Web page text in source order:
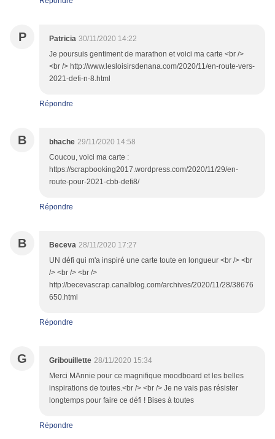
P Patricia 30/11/2020 14:22
Je poursuis gentiment de marathon et voici ma carte <br />
<br /> http://www.lesloisirsdenana.com/2020/11/en-route-vers-
2021-defi-n-8.html
Répondre
B bhache 29/11/2020 14:58
Coucou, voici ma carte :
https://scrapbooking2017.wordpress.com/2020/11/29/en-
route-pour-2021-cbb-defi8/
Répondre
B Beceva 28/11/2020 17:27
UN défi qui m'a inspiré une carte toute en longueur <br /> <br
/> <br /> <br />
http://becevascrap.canalblog.com/archives/2020/11/28/38676
650.html
Répondre
G Gribouillette 28/11/2020 15:34
Merci MAnnie pour ce magnifique moodboard et les belles
inspirations de toutes.<br /> <br /> Je ne vais pas résister
longtemps pour faire ce défi ! Bises à toutes
Répondre